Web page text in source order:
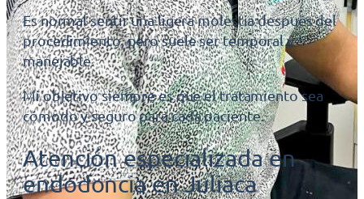
Es normal sentir una ligera molestia después del
procedimiento, pero suele ser temporal y
manejable.
Mi objetivo siempre es que el tratamiento sea
cómodo y seguro para cada paciente.
Atención especializada en
endodoncia en Juliaca